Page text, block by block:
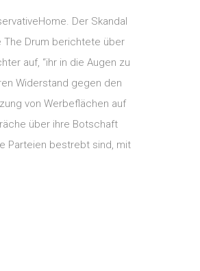
Der Skandal
The Drum berichtete über
auf, “ihr in die Augen zu
Widerstand gegen den
von Werbeflächen auf
über ihre Botschaft
Parteien bestrebt sind, mit